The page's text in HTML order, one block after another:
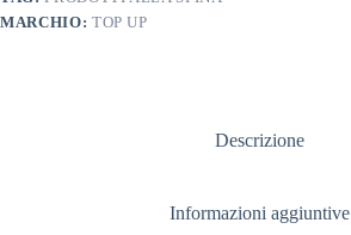
MARCHIO: TOP UP
Descrizione
Informazioni aggiuntive